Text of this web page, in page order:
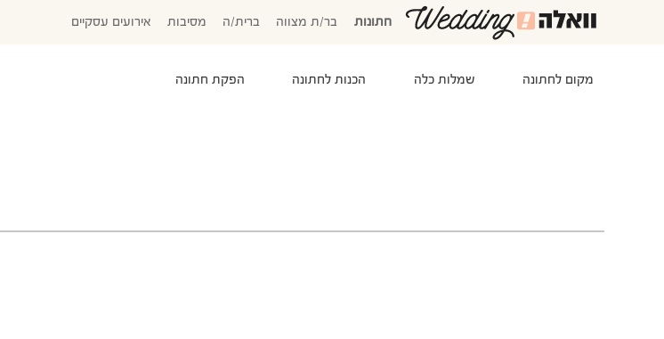
חתונות בר/ת מצווה ברית/ה מסיבות אירועים עסקיים
מקום לחתונה שמלות כלה הכנות לחתונה הפקת חתונה